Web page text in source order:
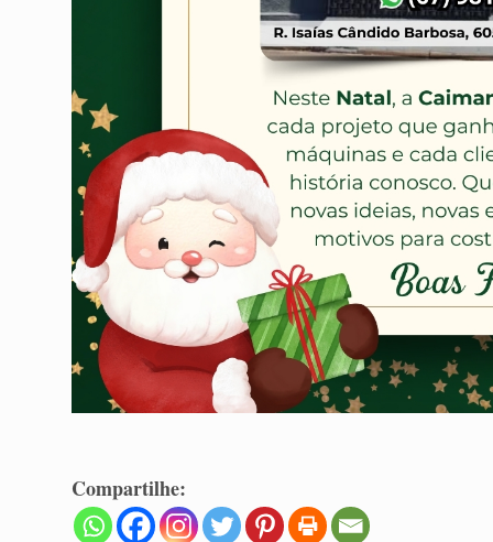
Compartilhe: